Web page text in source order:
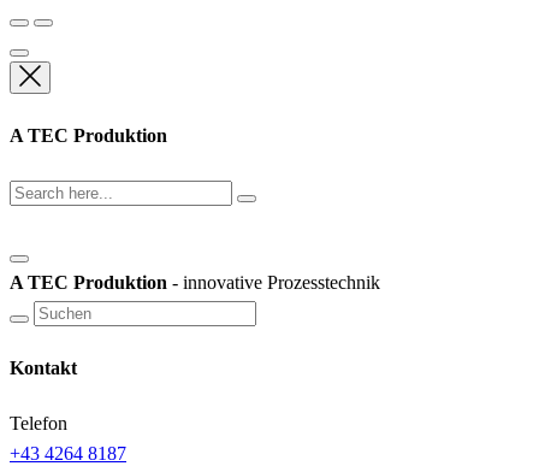
A TEC Produktion
A TEC Produktion - innovative Prozesstechnik
Kontakt
Telefon
+43 4264 8187